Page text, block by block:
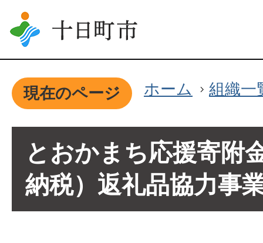
現在のページ ホーム 組織一
とおかまち応援寄附
納税）返礼品協力事